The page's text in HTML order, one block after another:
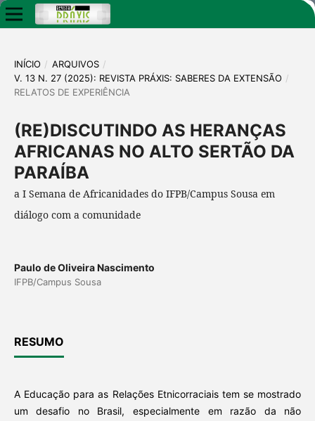
INÍCIO / ARQUIVOS /
V. 13 N. 27 (2025): REVISTA PRÁXIS: SABERES DA EXTENSÃO /
RELATOS DE EXPERIÊNCIA
(RE)DISCUTINDO AS HERANÇAS
AFRICANAS NO ALTO SERTÃO DA
PARAÍBA
a I Semana de Africanidades do IFPB/Campus Sousa em
diálogo com a comunidade
Paulo de Oliveira Nascimento
IFPB/Campus Sousa
RESUMO
A Educação para as Relações Etnicorraciais tem se mostrado
um desafio no Brasil, especialmente em razão da não